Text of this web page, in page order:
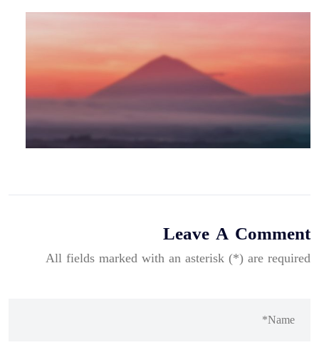
Leave A Comment
All fields marked with an asterisk (*) are required